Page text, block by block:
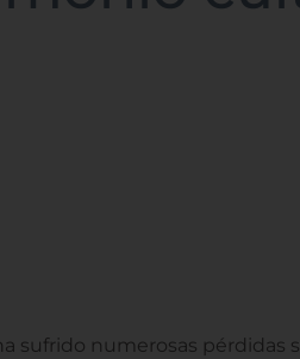
sufrido numerosas